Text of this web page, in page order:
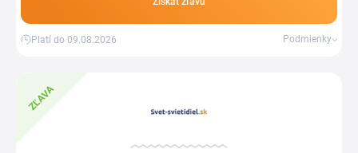
Platí do 09.08.2026 Podmienky
ZĽAVA